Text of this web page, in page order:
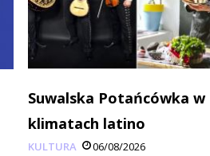
Suwalska Potańcówka w
klimatach latino
KULTURA 06/08/2026